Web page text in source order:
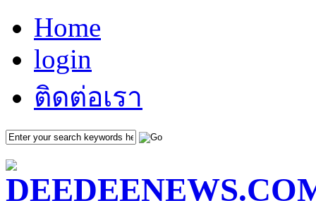
Home
login
ติดต่อเรา